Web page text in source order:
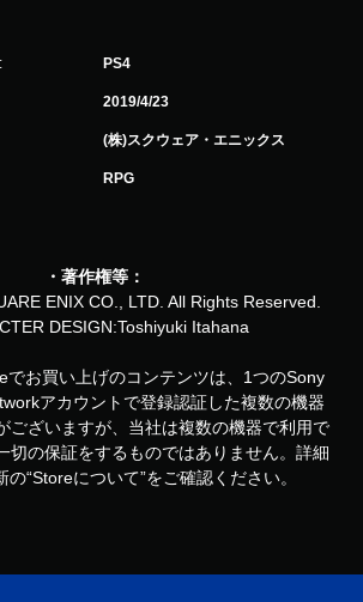
PS4
2019/4/23
(株)スクウェア・エニックス
RPG
・著作権等：
ENIX CO., LTD. All Rights Reserved.
DESIGN:Toshiyuki Itahana
お買い上げのコンテンツは、1つのSony
アカウントで登録認証した複数の機器
ございますが、当社は複数の機器で利用で
切の保証をするものではありません。詳細
の“Storeについて”をご確認ください。